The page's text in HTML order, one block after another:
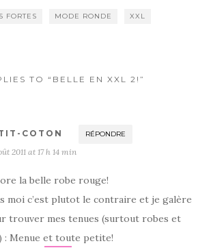
FORTES MODE RONDE XXL
TO “BELLE EN XXL 2!”
COTON RÉPONDRE
2011 at 17 h 14 min
la belle robe rouge!
moi c’est plutot le contraire et je galère
trouver mes tenues (surtout robes et
: Menue et toute petite!